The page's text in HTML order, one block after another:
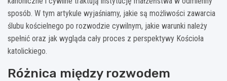
sposób. W tym artykule wyjaśniamy, jakie są możliwości zawarcia
ślubu kościelnego po rozwodzie cywilnym, jakie warunki należy
spełnić oraz jak wygląda cały proces z perspektywy Kościoła
katolickiego.
Różnica między rozwodem